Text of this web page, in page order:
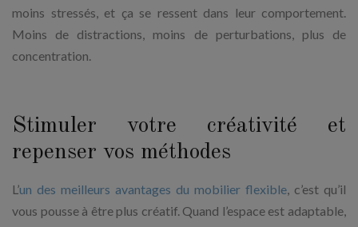
moins stressés, et ça se ressent dans leur comportement.
Moins de distractions, moins de perturbations, plus de
concentration.
Stimuler votre créativité et
repenser vos méthodes
L’un des meilleurs avantages du mobilier flexible, c’est qu’il
vous pousse à être plus créatif. Quand l’espace est adaptable,